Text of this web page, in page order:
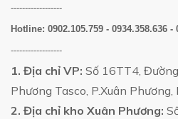
------------------
Hotline: 0902.105.759 - 0934.358.636 -
------------------
1. Địa chỉ VP: Số 16TT4,
Phương Tasco, P.Xuân Phương,
2. Địa chỉ kho Xuân Phương: